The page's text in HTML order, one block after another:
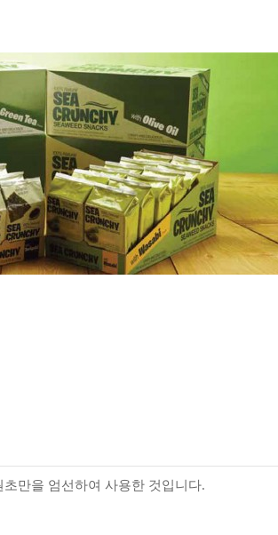
만을 엄선하여 사용한 것입니다.